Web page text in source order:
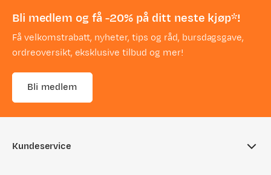
Bli medlem og få -20% på ditt neste kjøp*!
Få velkomstrabatt, nyheter, tips og råd, bursdagsgave,
ordreoversikt, eksklusive tilbud og mer!
Bli medlem
Kundeservice